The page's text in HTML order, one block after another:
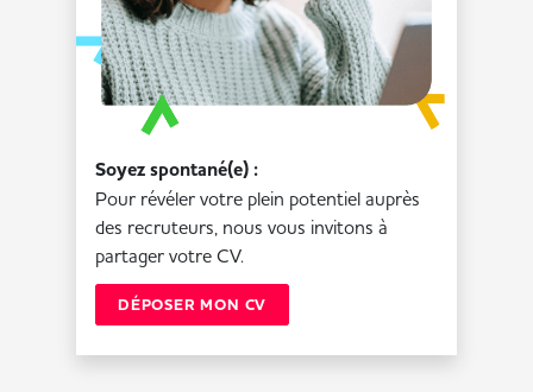
Soyez spontané(e) :
Pour révéler votre plein potentiel auprès
des recruteurs, nous vous invitons à
partager votre CV.
DÉPOSER MON CV